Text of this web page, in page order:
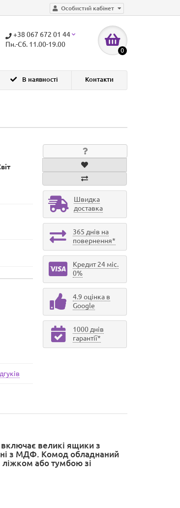
Особистий кабінет
+38 067 672 01 44
Пн.-Сб. 11.00-19.00
0
В наявності Контакти
Швидка
доставка
365 днів на
повернення*
Кредит 24 міс.
0%
4.9 оцінка в
Google
1000 днів
гарантії*
великі ящики з
з МДФ. Комод обладнаний
або тумбою зі